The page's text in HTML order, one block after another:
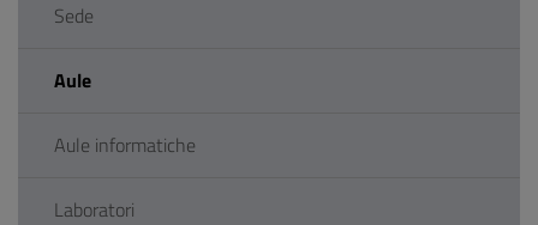
Sede
Aule
Aule informatiche
Laboratori